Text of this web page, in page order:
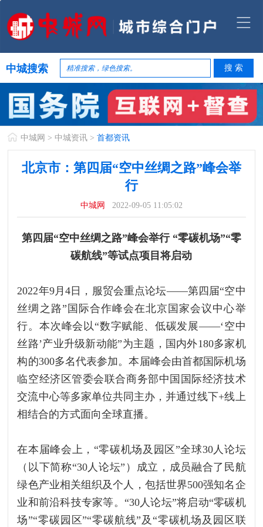
中城搜索
中城网 > 中城资讯 >首都资讯
北京市：第四届“空中丝绸之路”峰会举
行
中城网 2022-09-05 11:05:02
第四届“空中丝绸之路”峰会举行 “零碳机场”“零
碳航线”等试点项目将启动
2022年9月4日，服贸会重点论坛——第四届“空中
丝绸之路”国际合作峰会在北京国家会议中心举
行。本次峰会以“数字赋能、低碳发展——‘空中
丝路’产业升级新动能”为主题，国内外180多家机
构的300多名代表参加。本届峰会由首都国际机场
临空经济区管委会联合商务部中国国际经济技术
交流中心等多家单位共同主办，并通过线下+线上
相结合的方式面向全球直播。
在本届峰会上，“零碳机场及园区”全球30人论坛
（以下简称“30人论坛”）成立，成员融合了民航
绿色产业相关组织及个人，包括世界500强知名企
业和前沿科技专家等。“30人论坛”将启动“零碳机
场”“零碳园区”“零碳航线”及“零碳机场及园区联